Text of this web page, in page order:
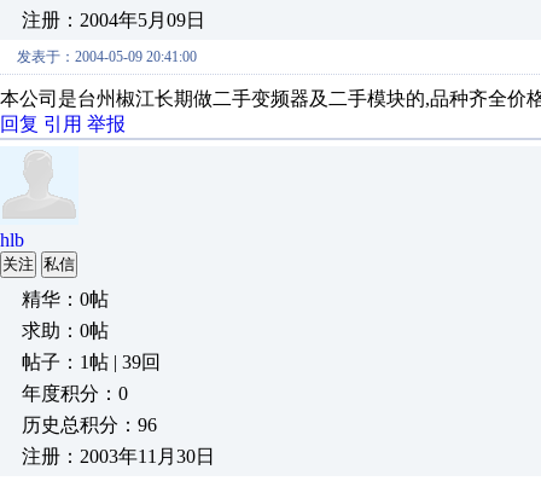
注册：2004年5月09日
发表于：2004-05-09 20:41:00
本公司是台州椒江长期做二手变频器及二手模块的,品种齐全价
回复 引用 举报
hlb
关注 私信
精华：0帖
求助：0帖
帖子：1帖 | 39回
年度积分：0
历史总积分：96
注册：2003年11月30日